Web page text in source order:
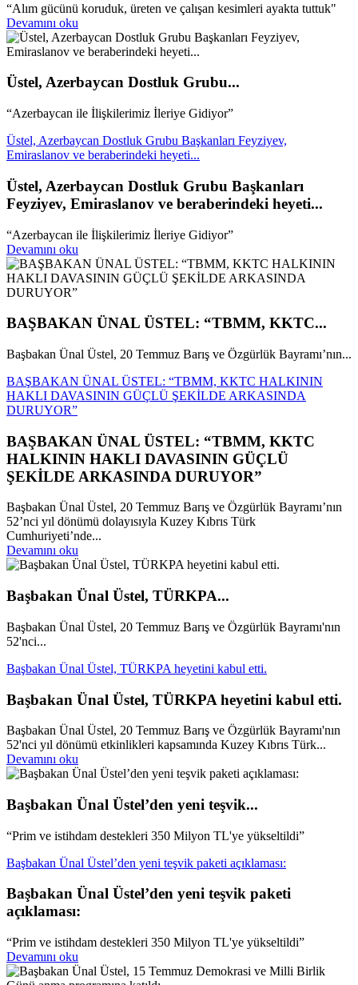
“Alım gücünü koruduk, üreten ve çalışan kesimleri ayakta tuttuk"
Devamını oku
Üstel, Azerbaycan Dostluk Grubu...
“Azerbaycan ile İlişkilerimiz İleriye Gidiyor”
Üstel, Azerbaycan Dostluk Grubu Başkanları Feyziyev,
Emiraslanov ve beraberindeki heyeti...
Üstel, Azerbaycan Dostluk Grubu Başkanları
Feyziyev, Emiraslanov ve beraberindeki heyeti...
“Azerbaycan ile İlişkilerimiz İleriye Gidiyor”
Devamını oku
BAŞBAKAN ÜNAL ÜSTEL: “TBMM, KKTC...
Başbakan Ünal Üstel, 20 Temmuz Barış ve Özgürlük Bayramı’nın...
BAŞBAKAN ÜNAL ÜSTEL: “TBMM, KKTC HALKININ
HAKLI DAVASININ GÜÇLÜ ŞEKİLDE ARKASINDA
DURUYOR”
BAŞBAKAN ÜNAL ÜSTEL: “TBMM, KKTC
HALKININ HAKLI DAVASININ GÜÇLÜ
ŞEKİLDE ARKASINDA DURUYOR”
Başbakan Ünal Üstel, 20 Temmuz Barış ve Özgürlük Bayramı’nın
52’nci yıl dönümü dolayısıyla Kuzey Kıbrıs Türk
Cumhuriyeti’nde...
Devamını oku
Başbakan Ünal Üstel, TÜRKPA...
Başbakan Ünal Üstel, 20 Temmuz Barış ve Özgürlük Bayramı'nın
52'nci...
Başbakan Ünal Üstel, TÜRKPA heyetini kabul etti.
Başbakan Ünal Üstel, TÜRKPA heyetini kabul etti.
Başbakan Ünal Üstel, 20 Temmuz Barış ve Özgürlük Bayramı'nın
52'nci yıl dönümü etkinlikleri kapsamında Kuzey Kıbrıs Türk...
Devamını oku
Başbakan Ünal Üstel’den yeni teşvik...
“Prim ve istihdam destekleri 350 Milyon TL'ye yükseltildi”
Başbakan Ünal Üstel’den yeni teşvik paketi açıklaması:
Başbakan Ünal Üstel’den yeni teşvik paketi
açıklaması:
“Prim ve istihdam destekleri 350 Milyon TL'ye yükseltildi”
Devamını oku